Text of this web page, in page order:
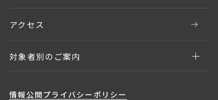
アクセス
対象者別のご案内
情報公開プライバシーポリシー